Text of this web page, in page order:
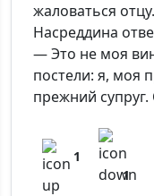
жаловаться отцу.
Насреддина
— Это не моя
постели: я, моя
прежний супруг.
1
1